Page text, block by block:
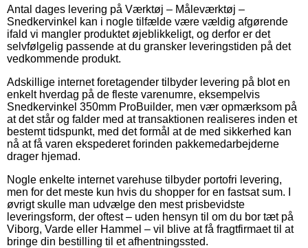
Antal dages levering på Værktøj – Måleværktøj –
Snedkervinkel kan i nogle tilfælde være vældig afgørende
ifald vi mangler produktet øjeblikkeligt, og derfor er det
selvfølgelig passende at du gransker leveringstiden på det
vedkommende produkt.
Adskillige internet foretagender tilbyder levering på blot en
enkelt hverdag på de fleste varenumre, eksempelvis
Snedkervinkel 350mm ProBuilder, men vær opmærksom på
at det står og falder med at transaktionen realiseres inden et
bestemt tidspunkt, med det formål at de med sikkerhed kan
nå at få varen ekspederet forinden pakkemedarbejderne
drager hjemad.
Nogle enkelte internet varehuse tilbyder portofri levering,
men for det meste kun hvis du shopper for en fastsat sum. I
øvrigt skulle man udvælge den mest prisbevidste
leveringsform, der oftest – uden hensyn til om du bor tæt på
Viborg, Varde eller Hammel – vil blive at få fragtfirmaet til at
bringe din bestilling til et afhentningssted.